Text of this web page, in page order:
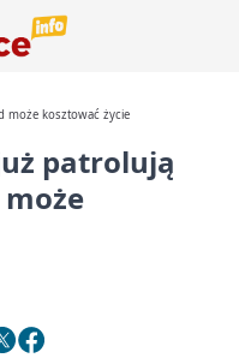
może kosztować życie
patrolują
może